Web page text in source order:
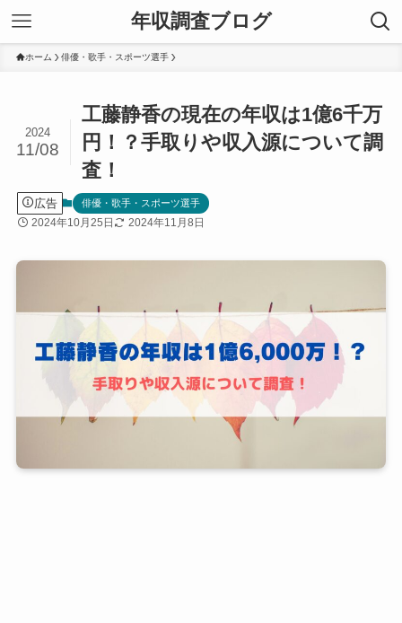
年収調査ブログ
ホーム 俳優・歌手・スポーツ選手
工藤静香の現在の年収は1億6千万
円！？手取りや収入源について調
査！
2024
11/08
広告 俳優・歌手・スポーツ選手
2024年10月25日 2024年11月8日